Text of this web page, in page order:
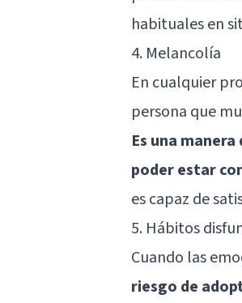
habituales en
4. Melancolía
En cualquier
persona que
Es una
poder estar
es capaz de
5. Hábitos
Cuando las
riesgo de